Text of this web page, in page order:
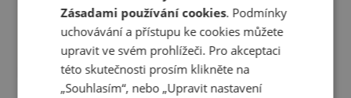
Zásadami používání cookies. Podmínky
uchovávání a přístupu ke cookies můžete
upravit ve svém prohlížeči. Pro akceptaci
této skutečnosti prosím klikněte na
„Souhlasím“, nebo „Upravit nastavení